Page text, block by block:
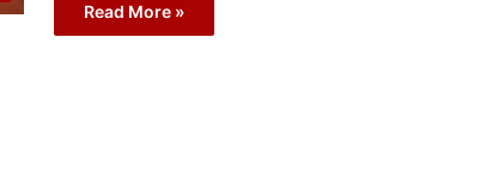
Read More »